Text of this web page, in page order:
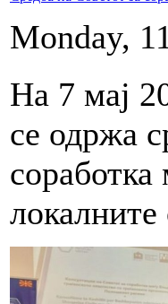
Monday,
На 7 мај
се одржа